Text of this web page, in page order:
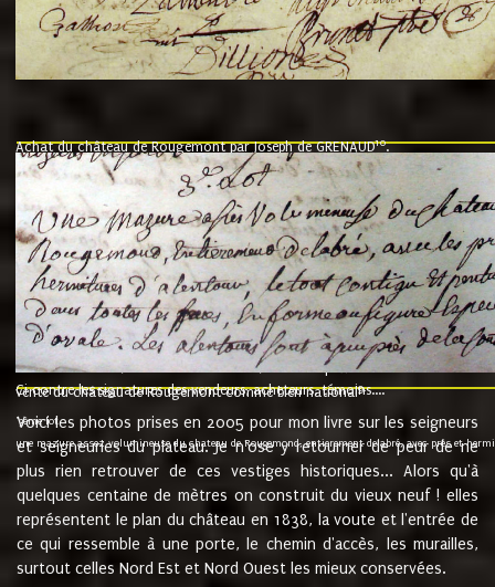
Achat du château de Rougemont par Joseph de GRENAUD10.
"l'an mil six cent soixante treze le ving neuvième jour du mois de
nommé fut présent Messire Claude Guillaume de Moyriat chevalier baron
vend, purement simplement et irrevocablement a monseigneur monsieur
et chavannes conseiller du roy au parlement de Bourgogne, present et
que le dit seigneur Baron de la Vellière a sur ses hommes, indivisables et
de la Velliere tout ainsi et comme le dit seigneur Baron et ses
présent......"
suivent les rentes, donation des terriers, etc... au prix de 880 livre louis
Ci contre les signatures des vendeurs, acheteurs, témoins....
vente du château de Rougemont comme bien national9.
"3ème lot
une mazure assez volumineuse du chateau de Rougemond, entierement delabré, avec près et
Voici les photos prises en 2005 pour mon livre sur les seigneurs
et seigneuries du plateau. Je n'ose y retourner de peur de ne
plus rien retrouver de ces vestiges historiques... Alors qu'à
quelques centaine de mètres on construit du vieux neuf ! elles
représentent le plan du château en 1838, la voute et l'entrée de
ce qui ressemble à une porte, le chemin d'accès, les murailles,
surtout celles Nord Est et Nord Ouest les mieux conservées.